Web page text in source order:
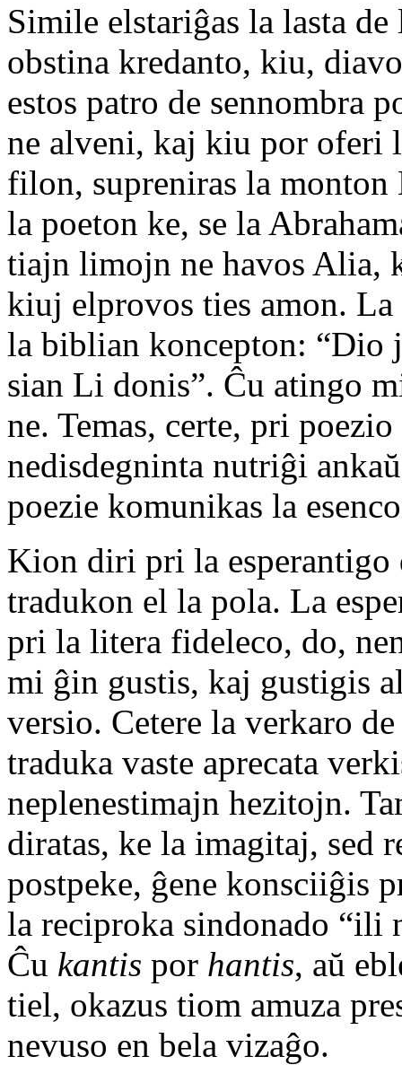
Simile elstariĝas la lasta
obstina kredanto, kiu,
estos patro de sennombra
ne alveni, kaj kiu por oferi
filon, supreniras la
la poeton ke, se la
tiajn limojn ne havos Alia,
kiuj elprovos ties amon.
la biblian koncepton: “Dio
sian Li donis”. Ĉu atingo
ne. Temas, certe, pri
nedisdegninta nutriĝi
poezie komunikas la
Kion diri pri la esperantigo
tradukon el la pola. La
pri la litera fideleco, do,
mi ĝin gustis, kaj gustigis
versio. Cetere la verkaro
traduka vaste aprecata
neplenestimajn hezitojn.
diratas, ke la imagitaj, sed
postpeke, ĝene konsciiĝis
la reciproka sindonado “ili
Ĉu kantis por hantis, aŭ
tiel, okazus tiom amuza
nevuso en bela vizaĝo.